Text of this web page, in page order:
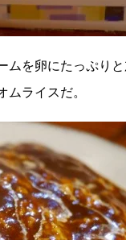
ムを卵にたっぷり
ライスだ。